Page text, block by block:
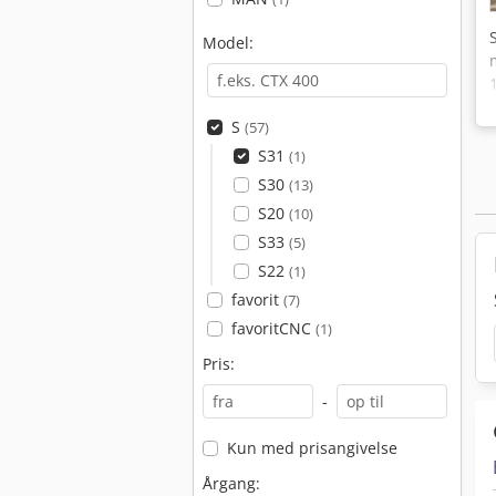
Model:
S (57)
S31 (1)
S30 (13)
S20 (10)
S33 (5)
S22 (1)
favorit (7)
favoritCNC (1)
Pris:
-
Kun med prisangivelse
Årgang: